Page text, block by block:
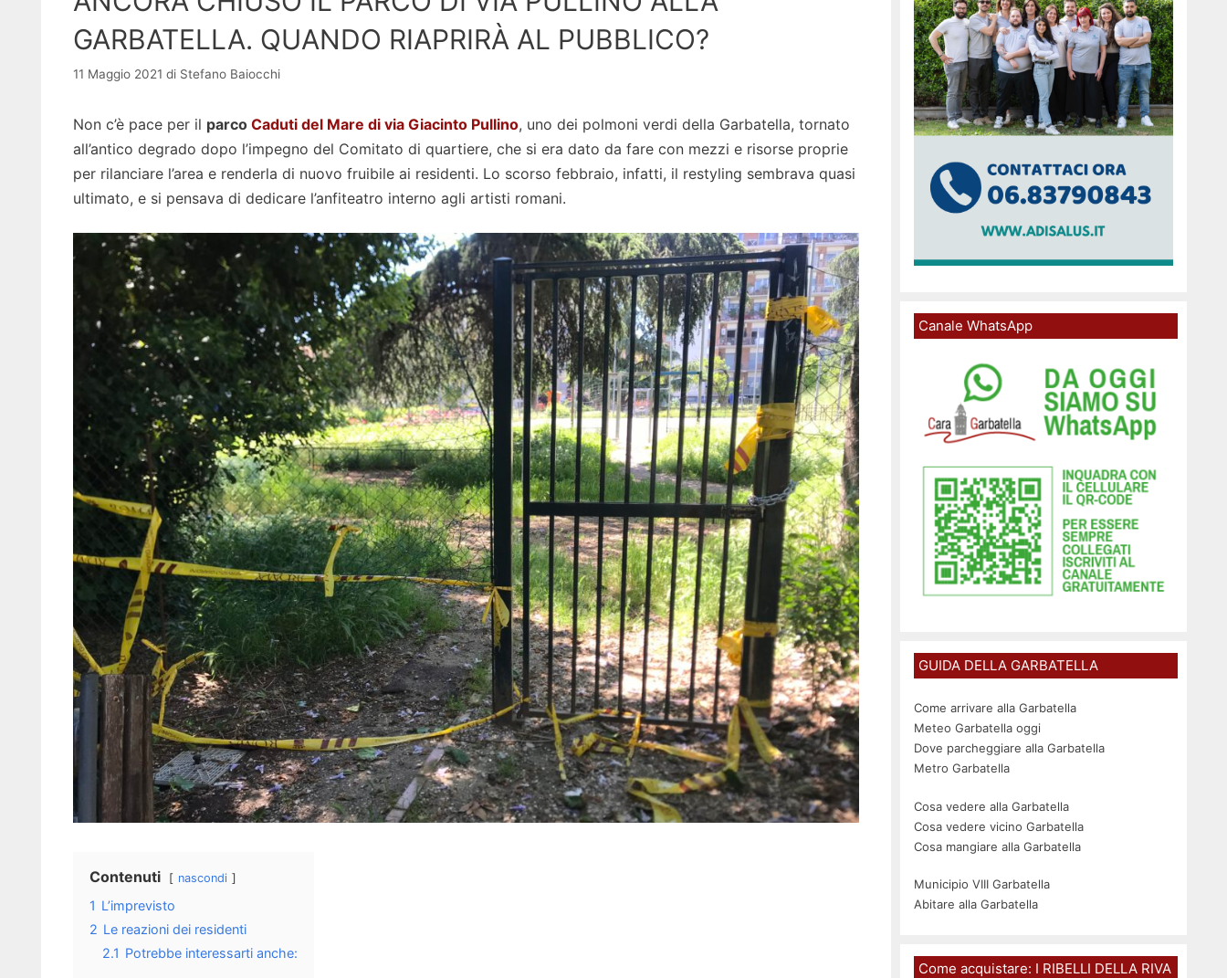
GARBATELLA. QUANDO RIAPRIRÀ AL PUBBLICO?
11 Maggio 2021 di Stefano Baiocchi
Non c’è pace per il parco Caduti del Mare di via Giacinto Pullino, uno dei polmoni verdi della Garbatella, tornato
all’antico degrado dopo l’impegno del Comitato di quartiere, che si era dato da fare con mezzi e risorse proprie
per rilanciare l’area e renderla di nuovo fruibile ai residenti. Lo scorso febbraio, infatti, il restyling sembrava quasi
ultimato, e si pensava di dedicare l’anfiteatro interno agli artisti romani.
Contenuti nascondi
1 L’imprevisto
2 Le reazioni dei residenti
2.1 Potrebbe interessarti anche:
Canale WhatsApp
GUIDA DELLA GARBATELLA
Come arrivare alla Garbatella
Meteo Garbatella oggi
Dove parcheggiare alla Garbatella
Metro Garbatella
Cosa vedere alla Garbatella
Cosa vedere vicino Garbatella
Cosa mangiare alla Garbatella
Municipio VIII Garbatella
Abitare alla Garbatella
Come acquistare: I RIBELLI DELLA RIVA